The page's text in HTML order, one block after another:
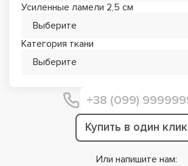
Усиленные ламели 2,5 см
Выберите
Категория ткани
Выберите
Купить в один клик
Или напишите нам: